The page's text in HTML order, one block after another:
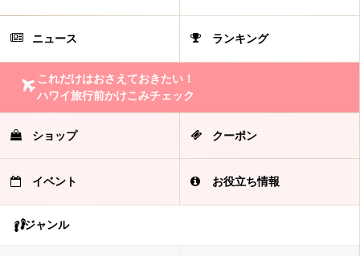
ニュース ランキング
これだけはおさえておきたい！
ハワイ旅行前かけこみチェック
ショップ クーポン
イベント お役立ち情報
ジャンル